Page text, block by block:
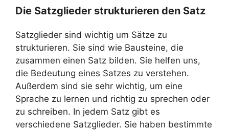
Die Satzglieder strukturieren den Satz
Satzglieder sind wichtig um Sätze zu
strukturieren. Sie sind wie Bausteine, die
zusammen einen Satz bilden. Sie helfen uns,
die Bedeutung eines Satzes zu verstehen.
Außerdem sind sie sehr wichtig, um eine
Sprache zu lernen und richtig zu sprechen oder
zu schreiben. In jedem Satz gibt es
verschiedene Satzglieder. Sie haben bestimmte